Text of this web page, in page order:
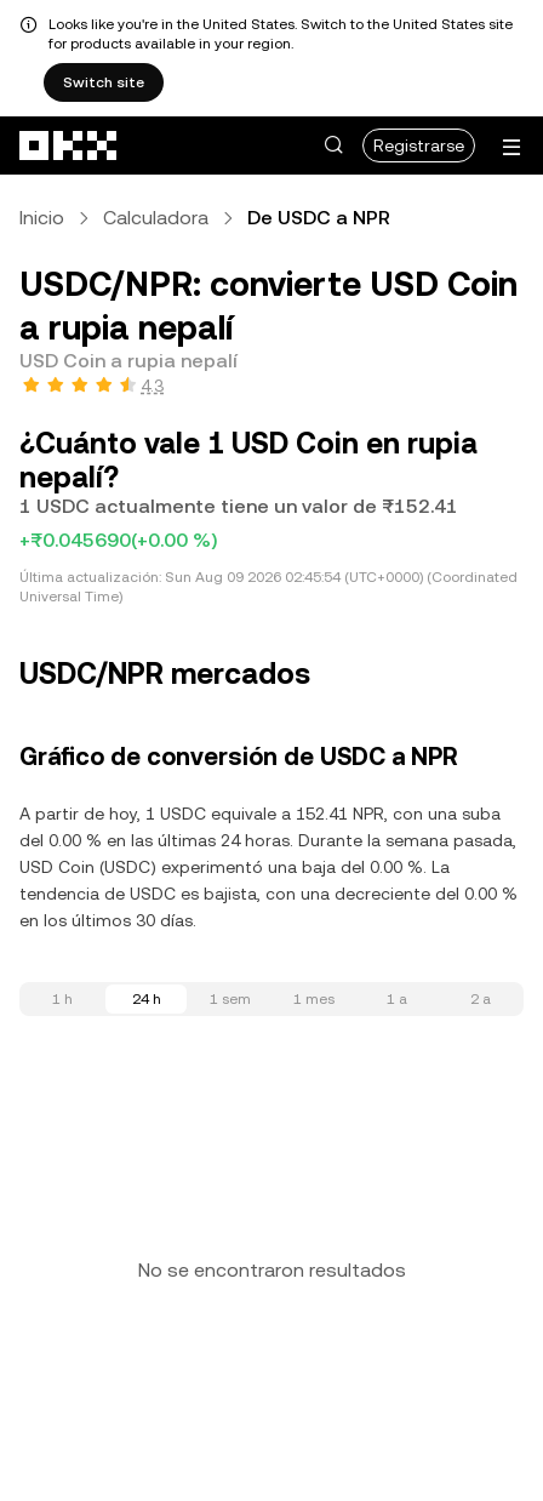
Looks like you're in the United States. Switch to the United States site
for products available in your region.
Switch site
Registrarse
Inicio Calculadora De USDC a NPR
USDC/NPR: convierte USD Coin
a rupia nepalí
USD Coin a rupia nepalí
4.3
¿Cuánto vale 1 USD Coin en rupia
nepalí?
1 USDC actualmente tiene un valor de ₨152.41
+₨0.045690(+0.00 %)
Última actualización: Sun Aug 09 2026 02:45:54 (UTC+0000) (Coordinated
Universal Time)
USDC/NPR mercados
Gráfico de conversión de USDC a NPR
A partir de hoy, 1 USDC equivale a 152.41 NPR, con una suba
del 0.00 % en las últimas 24 horas. Durante la semana pasada,
USD Coin (USDC) experimentó una baja del 0.00 %. La
tendencia de USDC es bajista, con una decreciente del 0.00 %
en los últimos 30 días.
1 h 24 h 1 sem 1 mes 1 a 2 a
No se encontraron resultados